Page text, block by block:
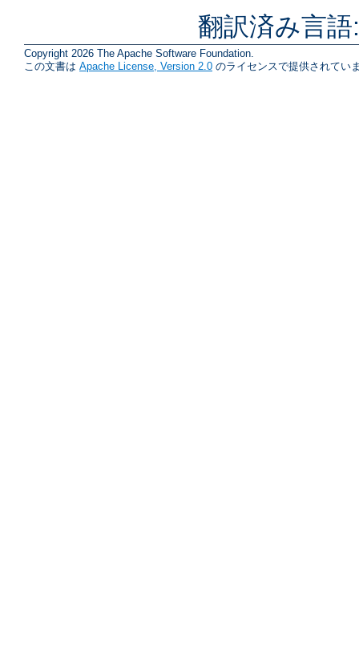
翻訳済み言
Copyright 2026 The Apache Software Foundation.
この文書は Apache License, Version 2.0 のライセンスで提供されてい